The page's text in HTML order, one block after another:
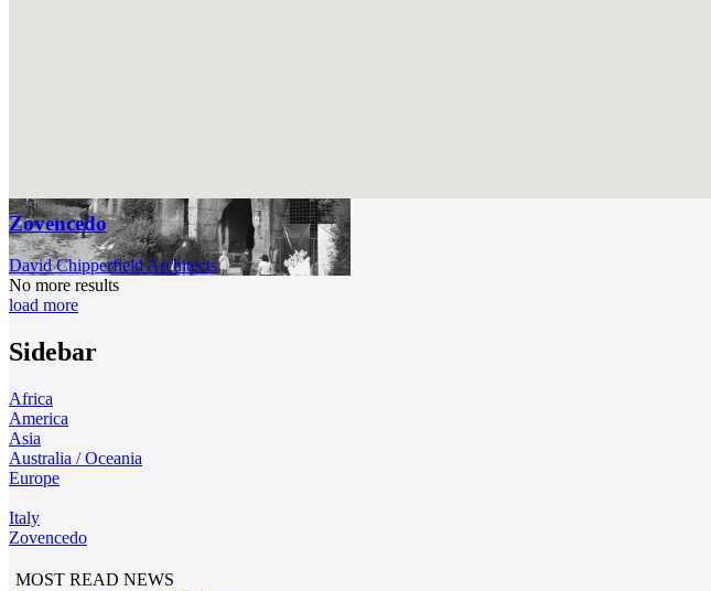
Zovencedo
David Chipperfield Architects
No more results
load more
Sidebar
Africa
America
Asia
Australia / Oceania
Europe
Italy
Zovencedo
MOST READ NEWS